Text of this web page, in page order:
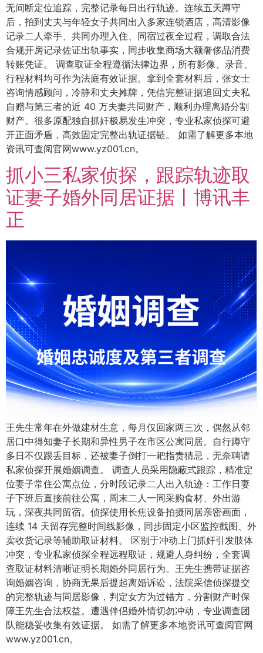
无间断定位追踪，完整记录每日出行轨迹。连续五天蹲守
后，拍到丈夫与年轻女子共同出入多家连锁酒店，高清影像
记录二人牵手、共同办理入住、同宿过夜全过程，调取合法
合规开房记录佐证出轨事实，同步收集商场大额奢侈品消费
转账凭证。 调查取证全程遵循法律边界，所有影像、录音、
行程材料均可作为法庭有效证据。拿到全套材料后，张女士
咨询情感顾问，冷静和丈夫摊牌，凭借完整证据追回丈夫私
自赠与第三者的近 40 万夫妻共同财产，顺利办理离婚分割
财产。很多原配独自抓奸极易发生冲突，专业私家侦探可避
开正面矛盾，高效固定完整出轨证据链。 如需了解更多本地
资讯可查阅官网www.yz001.cn。
抓小三私家侦探，跟踪轨迹取
证妻子婚外同居证据丨博讯丰
正
王先生常年在外做建材生意，每月仅回家两三次，偶然从邻
居口中得知妻子长期和异性男子在市区公寓同居。自行蹲守
多日不仅跟丢目标，还被妻子倒打一耙指责猜忌，无奈聘请
私家侦探开展婚姻调查。 调查人员采用隐蔽式跟踪，精准定
位妻子常住公寓点位，分时段记录二人出入轨迹：工作日妻
子下班后直接前往公寓，周末二人一同采购食材、外出游
玩，深夜共同留宿。侦探使用长焦设备拍摄同居亲密画面，
连续 14 天留存完整时间线影像，同步固定小区监控截图、外
卖收货记录等辅助取证材料。 区别于冲动上门抓奸引发肢体
冲突，专业私家侦探全程远程取证，规避人身纠纷，全套调
查取证材料清晰证明长期婚外同居行为。王先生携带证据咨
询婚姻咨询，协商无果后提起离婚诉讼，法院采信侦探提交
的完整轨迹与同居影像，判定女方为过错方，分割财产时保
障王先生合法权益。遭遇伴侣婚外情切勿冲动，专业调查团
队能稳妥收集有效证据。 如需了解更多本地资讯可查阅官网
www.yz001.cn。